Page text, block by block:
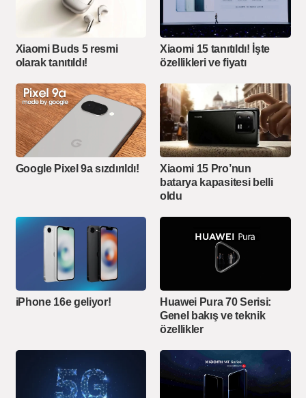
Xiaomi Buds 5 resmi
olarak tanıtıldı!
Xiaomi 15 tanıtıldı! İşte
özellikleri ve fiyatı
Google Pixel 9a sızdırıldı!
Xiaomi 15 Pro’nun
batarya kapasitesi belli
oldu
iPhone 16e geliyor!
Huawei Pura 70 Serisi:
Genel bakış ve teknik
özellikler